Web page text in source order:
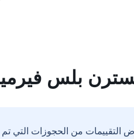
بلس
التقييمات من الحجوزات التي